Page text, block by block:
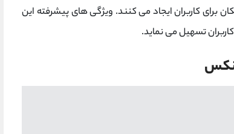
برای کاربران ایجاد می کنند. ویژگی‌ های پیشرفته این
تسهیل می‌ نماید.